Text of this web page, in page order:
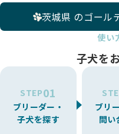
茨城県 のゴール
使い
子犬を
STEP01
ブリーダー・
子犬を探す
ブリ
問い